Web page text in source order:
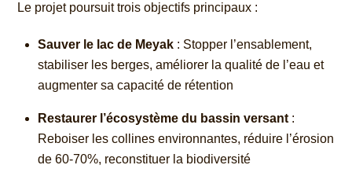
Le projet poursuit trois objectifs principaux :
Sauver le lac de Meyak : Stopper l’ensablement,
stabiliser les berges, améliorer la qualité de l’eau et
augmenter sa capacité de rétention
Restaurer l’écosystème du bassin versant :
Reboiser les collines environnantes, réduire l’érosion
de 60-70%, reconstituer la biodiversité